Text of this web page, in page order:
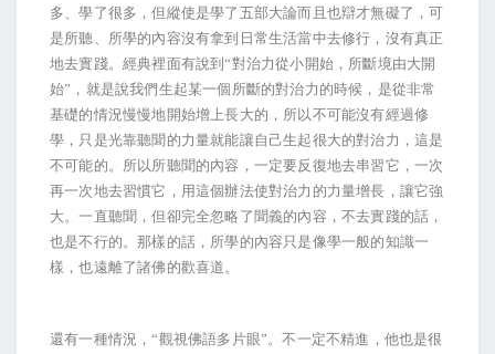
多、學了很多，但縱使是學了五部大論而且也辯才無礙了，可
是所聽、所學的內容沒有拿到日常生活當中去修行，沒有真正
地去實踐。經典裡面有說到“對治力從小開始，所斷境由大開
始”，就是說我們生起某一個所斷的對治力的時候，是從非常
基礎的情況慢慢地開始增上長大的，所以不可能沒有經過修
學，只是光靠聽聞的力量就能讓自己生起很大的對治力，這是
不可能的。所以所聽聞的內容，一定要反復地去串習它，一次
再一次地去習慣它，用這個辦法使對治力的力量增長，讓它強
大。一直聽聞，但卻完全忽略了聞義的內容，不去實踐的話，
也是不行的。那樣的話，所學的內容只是像學一般的知識一
樣，也遠離了諸佛的歡喜道。
還有一種情況，“觀視佛語多片眼”。不一定不精進，他也是很